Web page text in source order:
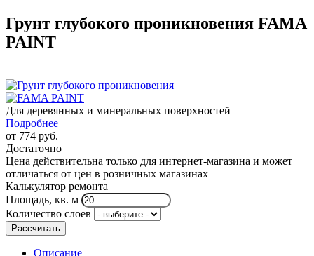
Грунт глубокого проникновения FAMA
PAINT
Для деревянных и минеральных поверхностей
Подробнее
от 774 руб.
Достаточно
Цена действительна только для интернет-магазина и может
отличаться от цен в розничных магазинах
Калькулятор ремонта
Площадь, кв. м
Количество слоев
Рассчитать
Описание